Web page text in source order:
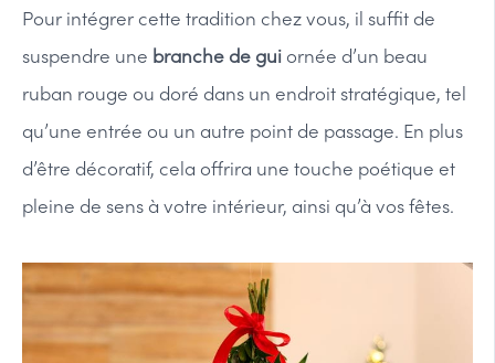
Pour intégrer cette tradition chez vous, il suffit de
suspendre une branche de gui ornée d’un beau
ruban rouge ou doré dans un endroit stratégique, tel
qu’une entrée ou un autre point de passage. En plus
d’être décoratif, cela offrira une touche poétique et
pleine de sens à votre intérieur, ainsi qu’à vos fêtes.